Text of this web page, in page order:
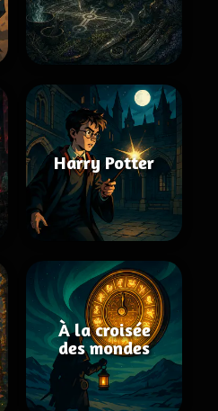
Harry Potter
À la croisée
des mondes